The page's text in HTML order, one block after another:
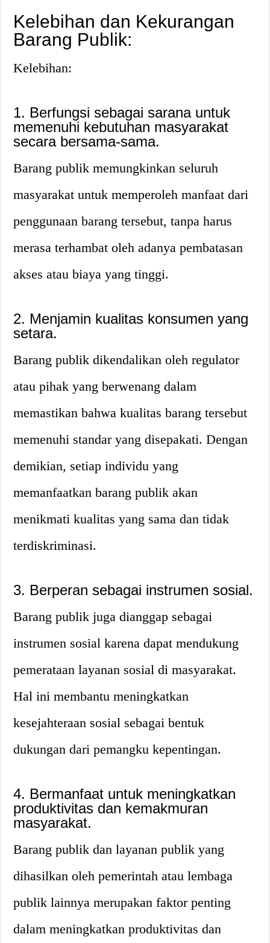
Kelebihan dan Kekurangan
Barang Publik:
Kelebihan:
1. Berfungsi sebagai sarana untuk
memenuhi kebutuhan masyarakat
secara bersama-sama.
Barang publik memungkinkan seluruh
masyarakat untuk memperoleh manfaat dari
penggunaan barang tersebut, tanpa harus
merasa terhambat oleh adanya pembatasan
akses atau biaya yang tinggi.
2. Menjamin kualitas konsumen yang
setara.
Barang publik dikendalikan oleh regulator
atau pihak yang berwenang dalam
memastikan bahwa kualitas barang tersebut
memenuhi standar yang disepakati. Dengan
demikian, setiap individu yang
memanfaatkan barang publik akan
menikmati kualitas yang sama dan tidak
terdiskriminasi.
3. Berperan sebagai instrumen sosial.
Barang publik juga dianggap sebagai
instrumen sosial karena dapat mendukung
pemerataan layanan sosial di masyarakat.
Hal ini membantu meningkatkan
kesejahteraan sosial sebagai bentuk
dukungan dari pemangku kepentingan.
4. Bermanfaat untuk meningkatkan
produktivitas dan kemakmuran
masyarakat.
Barang publik dan layanan publik yang
dihasilkan oleh pemerintah atau lembaga
publik lainnya merupakan faktor penting
dalam meningkatkan produktivitas dan